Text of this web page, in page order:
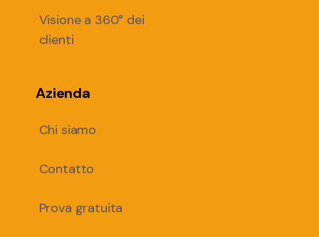
Visione a 360° dei
clienti
Azienda
Chi siamo
Contatto
Prova gratuita